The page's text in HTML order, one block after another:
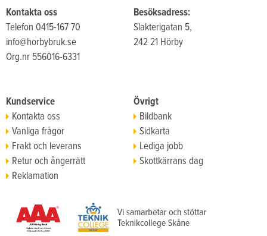
Kontakta oss
Telefon 0415-167 70
info@horbybruk.se
Org.nr 556016-6331
Besöksadress:
Slakterigatan 5,
242 21 Hörby
Kundservice
Kontakta oss
Vanliga frågor
Frakt och leverans
Retur och ångerrätt
Reklamation
Övrigt
Bildbank
Sidkarta
Lediga jobb
Skottkärrans dag